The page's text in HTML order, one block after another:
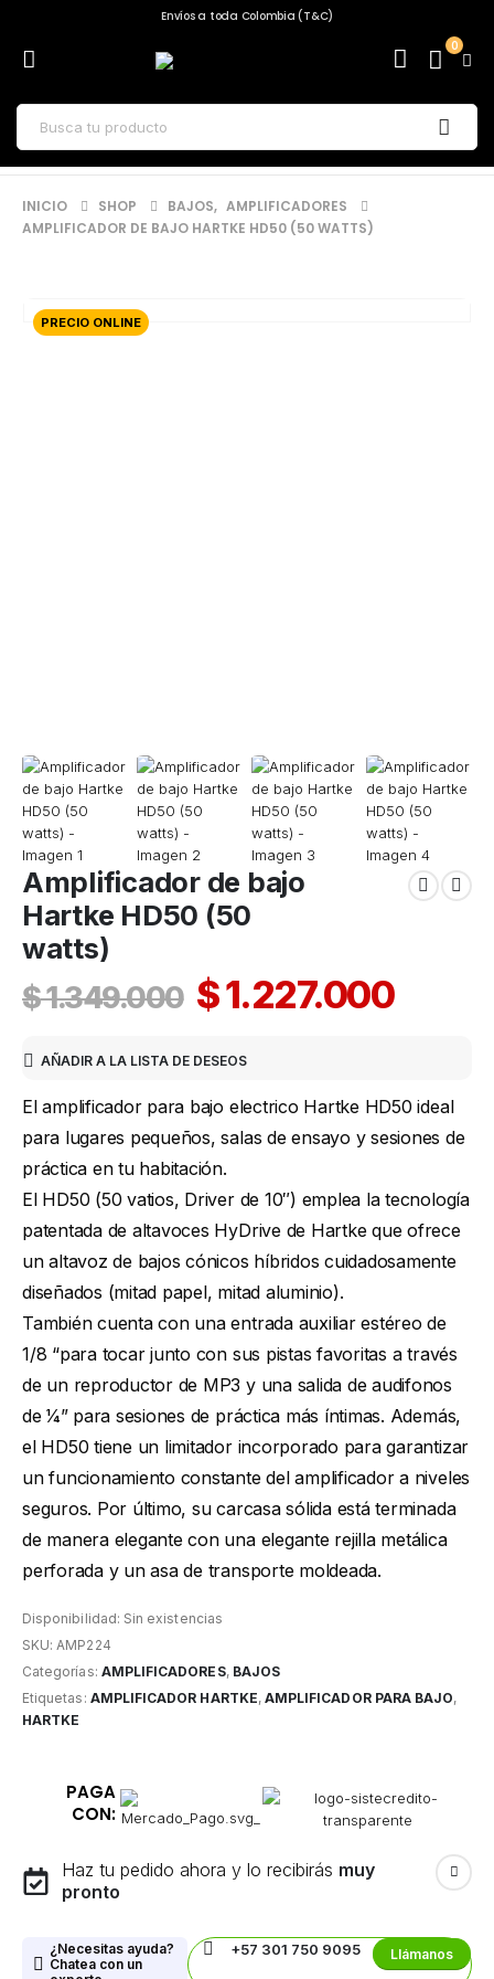
Envíos a toda Colombia (T&C)
0
INICIO SHOP BAJOS, AMPLIFICADORES
AMPLIFICADOR DE BAJO HARTKE HD50 (50 WATTS)
PRECIO ONLINE
Amplificador de bajo
Hartke HD50 (50
watts)
$1.349.000 $1.227.000
AÑADIR A LA LISTA DE DESEOS
El amplificador para bajo electrico Hartke HD50 ideal
para lugares pequeños, salas de ensayo y sesiones de
práctica en tu habitación.
El HD50 (50 vatios, Driver de 10″) emplea la tecnología
patentada de altavoces HyDrive de Hartke que ofrece
un altavoz de bajos cónicos híbridos cuidadosamente
diseñados (mitad papel, mitad aluminio).
También cuenta con una entrada auxiliar estéreo de
1/8 “para tocar junto con sus pistas favoritas a través
de un reproductor de MP3 y una salida de audifonos
de 1⁄4” para sesiones de práctica más íntimas. Además,
el HD50 tiene un limitador incorporado para garantizar
un funcionamiento constante del amplificador a niveles
seguros. Por último, su carcasa sólida está terminada
de manera elegante con una elegante rejilla metálica
perforada y un asa de transporte moldeada.
Disponibilidad: Sin existencias
SKU:AMP224
Categorías: AMPLIFICADORES, BAJOS
Etiquetas: AMPLIFICADOR HARTKE, AMPLIFICADOR PARA BAJO,
HARTKE
PAGA
CON:
Haz tu pedido ahora y lo recibirás muy
pronto
¿Necesitas ayuda?
Chatea con un
+57 301 750 9095 Llámanos